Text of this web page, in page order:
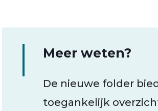
Meer weten?
De nieuwe folder
toegankelijk